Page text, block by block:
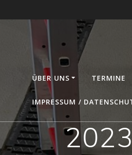
Inhalt
springen
ÜBER UNS TERMINE
IMPRESSUM /